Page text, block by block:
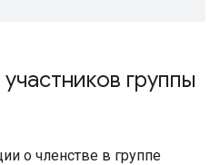
группы
о членстве в группе